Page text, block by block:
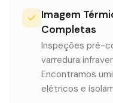
Imagem
Completas
Inspeções pré-
varredura
Encontramos
elétricos e